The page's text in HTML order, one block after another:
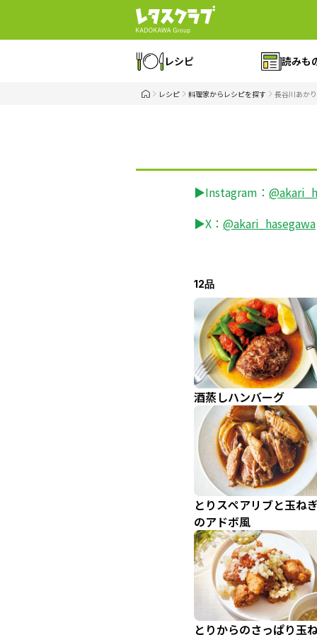
レシピ 読みも
レシピ 料理家からレシピを探す 長谷川あか
▶Instagram：
▶X： @akari_hasegawa
12品
酒蒸しハンバーグ
とりスペアリブと玉ね
のアドボ風
とりからのさっぱり玉